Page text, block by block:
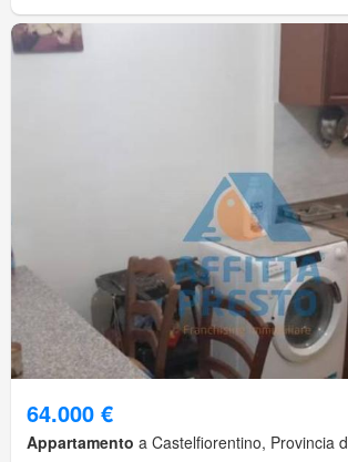
64.000 €
Appartamento a Castelfiorentino, Provincia